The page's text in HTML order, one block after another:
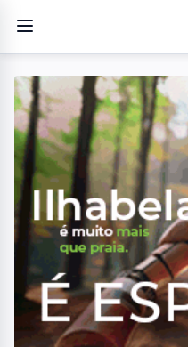
Home/Geral/
Obras da CCR RioSP no
nova data
GERAL